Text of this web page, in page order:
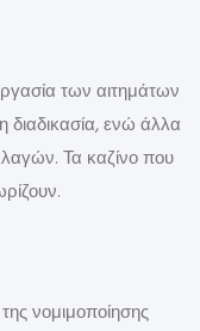
των αιτημάτων
ενώ άλλα
Τα καζίνο που
νομιμοποίησης